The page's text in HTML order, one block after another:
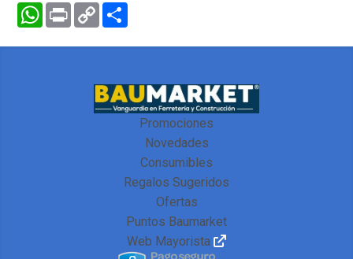
WhatsApp
Print Copy
Link
Promociones
Novedades
Consumibles
Regalos Sugeridos
Ofertas
Puntos Baumarket
Web Mayorista